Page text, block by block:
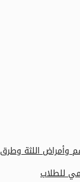
وأمراض اللثة
للطلاب